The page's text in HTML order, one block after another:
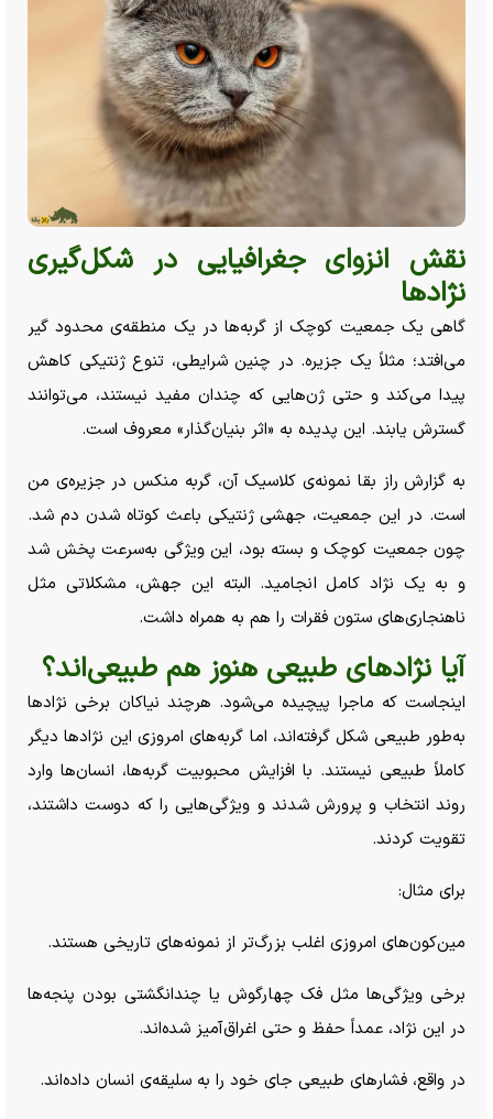
نقش انزوای جغرافیایی در شکل‌گیری
نژاد‌ها
گاهی یک جمعیت کوچک از گربه‌ها در یک منطقه‌ی محدود گیر
می‌افتد؛ مثلاً یک جزیره. در چنین شرایطی، تنوع ژنتیکی کاهش
پیدا می‌کند و حتی ژن‌هایی که چندان مفید نیستند، می‌توانند
گسترش یابند. این پدیده به «اثر بنیان‌گذار» معروف است.
به گزارش راز بقا نمونه‌ی کلاسیک آن، گربه منکس در جزیره‌ی من
است. در این جمعیت، جهشی ژنتیکی باعث کوتاه شدن دم شد.
چون جمعیت کوچک و بسته بود، این ویژگی به‌سرعت پخش شد
و به یک نژاد کامل انجامید. البته این جهش، مشکلاتی مثل
ناهنجاری‌های ستون فقرات را هم به همراه داشت.
آیا نژاد‌های طبیعی هنوز هم طبیعی‌اند؟
اینجاست که ماجرا پیچیده می‌شود. هرچند نیاکان برخی نژاد‌ها
به‌طور طبیعی شکل گرفته‌اند، اما گربه‌های امروزی این نژاد‌ها دیگر
کاملاً طبیعی نیستند. با افزایش محبوبیت گربه‌ها، انسان‌ها وارد
روند انتخاب و پرورش شدند و ویژگی‌هایی را که دوست داشتند،
تقویت کردند.
برای مثال:
مین‌کون‌های امروزی اغلب بزرگ‌تر از نمونه‌های تاریخی هستند.
برخی ویژگی‌ها مثل فک چهارگوش یا چندانگشتی بودن پنجه‌ها
در این نژاد، عمداً حفظ و حتی اغراق‌آمیز شده‌اند.
در واقع، فشار‌های طبیعی جای خود را به سلیقه‌ی انسان داده‌اند.